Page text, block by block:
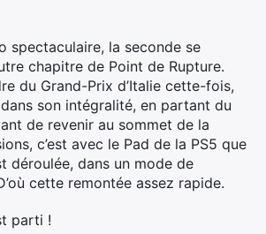
spectaculaire, la seconde se
chapitre de Point de Rupture.
du Grand-Prix d’Italie cette-fois,
son intégralité, en partant du
de revenir au sommet de la
c’est avec le Pad de la PS5 que
déroulée, dans un mode de
cette remontée assez rapide.
parti !